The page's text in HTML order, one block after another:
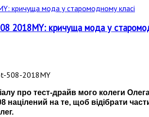
2018MY: кричуща мода у
про тест-драйв мого колеги
на те, щоб відібрати